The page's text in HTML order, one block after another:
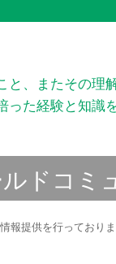
、またその
た経験と知識
ド コミ
提供を行っておりま